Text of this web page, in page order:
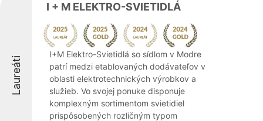
Laureáti
I + M ELEKTRO-SVIETIDLÁ
I+M Elektro-Svietidlá so sídlom v Modre
patrí medzi etablovaných dodávateľov v
oblasti elektrotechnických výrobkov a
služieb. Vo svojej ponuke disponuje
komplexným sortimentom svietidiel
prispôsobených rozličným typom